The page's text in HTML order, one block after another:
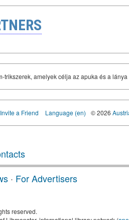
trikszerek, amelyek célja az apuka és a
Invite a Friend Language (en) © 2026
· For Advertisers
reserved.